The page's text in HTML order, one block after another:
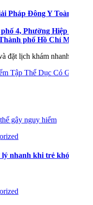
Pháp Đông Y Toàn Diện
4, Phường Hiệp Bình
phố Hồ Chí Minh
đặt lịch khám nhanh nhất!
Tập Thể Dục Có Giúp
nhanh khi trẻ khó thở